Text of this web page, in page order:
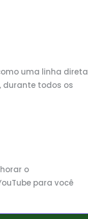
uma linha direta
durante todos os
o
para você